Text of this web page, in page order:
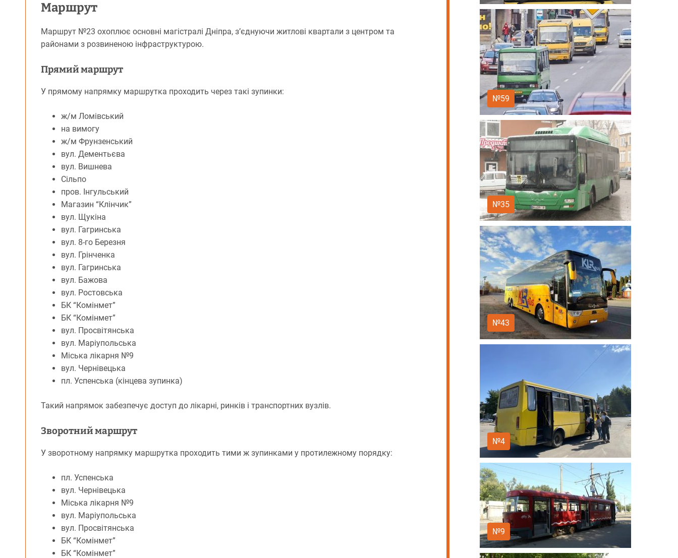
Маршрут
Маршрут №23 охоплює основні магістралі Дніпра, з’єднуючи житлові квартали з центром та
районами з розвиненою інфраструктурою.
Прямий маршрут
У прямому напрямку маршрутка проходить через такі зупинки:
ж/м Ломівський
на вимогу
ж/м Фрунзенський
вул. Дементьєва
вул. Вишнева
Сільпо
пров. Інгульський
Магазин “Клінчик”
вул. Щукіна
вул. Гагринська
вул. 8-го Березня
вул. Грінченка
вул. Гагринська
вул. Бажова
вул. Ростовська
БК “Комінмет”
БК “Комінмет”
вул. Просвітянська
вул. Маріупольська
Міська лікарня №9
вул. Чернівецька
пл. Успенська (кінцева зупинка)
Такий напрямок забезпечує доступ до лікарні, ринків і транспортних вузлів.
Зворотний маршрут
У зворотному напрямку маршрутка проходить тими ж зупинками у протилежному порядку:
пл. Успенська
вул. Чернівецька
Міська лікарня №9
вул. Маріупольська
вул. Просвітянська
БК “Комінмет”
БК “Комінмет”
№59
№35
№43
№4
№9